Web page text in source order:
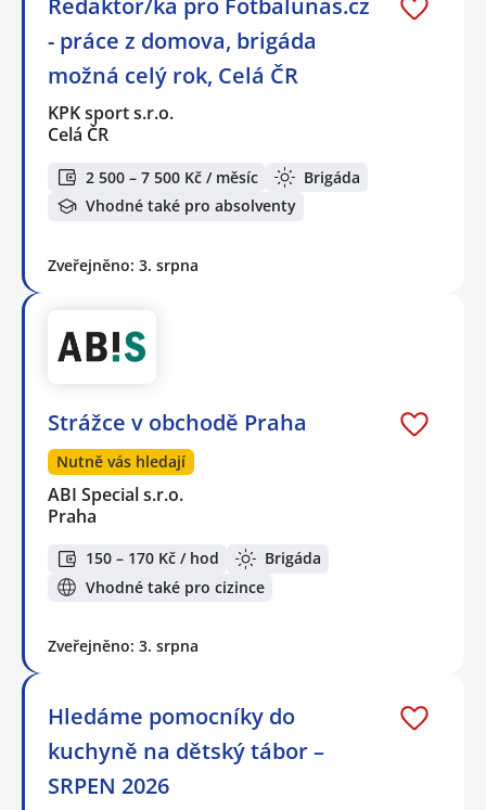
Redaktor/ka pro Fotbalunas.cz
- práce z domova, brigáda
možná celý rok, Celá ČR
KPK sport s.r.o.
Celá ČR
2 500 – 7 500 Kč / měsíc
Brigáda
Vhodné také pro absolventy
Zveřejněno: 3. srpna
Strážce v obchodě Praha
Nutně vás hledají
ABI Special s.r.o.
Praha
150 – 170 Kč / hod
Brigáda
Vhodné také pro cizince
Zveřejněno: 3. srpna
Hledáme pomocníky do
kuchyně na dětský tábor –
SRPEN 2026